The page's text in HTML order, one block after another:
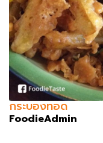
กระบองทอด
FoodieAdmin